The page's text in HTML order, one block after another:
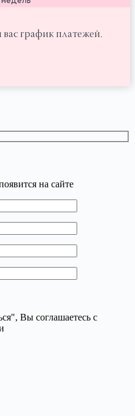
график платежей.
на сайте
Вы соглашаетесь с